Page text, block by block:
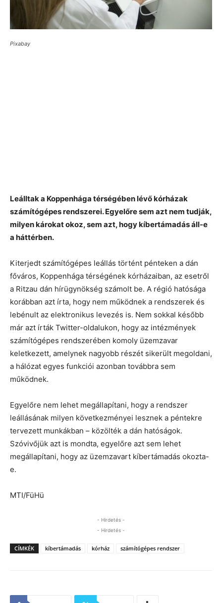
Pixabay
Leálltak a Koppenhága térségében lévő kórházak
számítógépes rendszerei. Egyelőre sem azt nem tudják,
milyen károkat okoz, sem azt, hogy kíbertámadás áll-e
a háttérben.
Kiterjedt számítógépes leállás történt pénteken a dán
főváros, Koppenhága térségének kórházaiban, az esetről
a Ritzau dán hírügynökség számolt be. A régió hatósága
korábban azt írta, hogy nem működnek a rendszerek és
lebénult az elektronikus levezés is. Nem sokkal később
már azt írták Twitter-oldalukon, hogy az intézmények
számítógépes rendszerében komoly üzemzavar
keletkezett, amelynek nagyobb részét sikerült megoldani,
a hálózat egyes funkciói azonban továbbra sem
működnek.
Egyelőre nem lehet megállapítani, hogy a rendszer
leállásának milyen következményei lesznek a péntekre
tervezett munkákban – közölték a dán hatóságok.
Szóvivőjük azt is mondta, egyelőre azt sem lehet
megállapítani, hogy az üzemzavart kíbertámadás okozta-
e.
MTI/FüHü
- Hirdetés -
- Hirdetés -
CÍMKÉK kíbertámadás kórház számítógépes rendszer